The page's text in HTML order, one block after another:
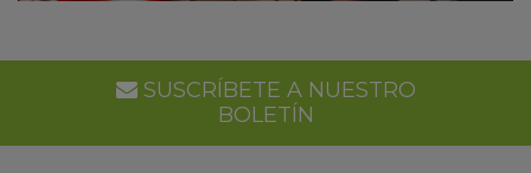
SUSCRÍBETE A NUESTRO
BOLETÍN